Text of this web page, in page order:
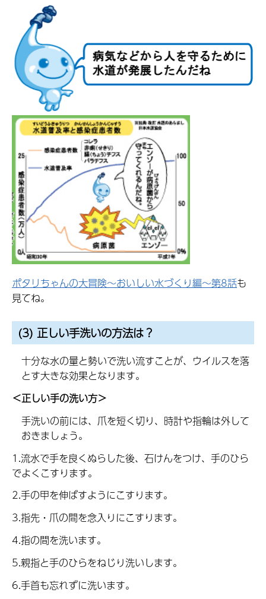
ポタリちゃんの大冒険～おいしい水づくり編～第8話も
見てね。
(3) 正しい手洗いの方法は？
十分な水の量と勢いで洗い流すことが、ウイルスを落
とす大きな効果となります。
＜正しい手の洗い方＞
手洗いの前には、爪を短く切り、時計や指輪は外して
おきましょう。
1.流水で手を良くぬらした後、石けんをつけ、手のひら
でよくこすります。
2.手の甲を伸ばすようにこすります。
3.指先・爪の間を念入りにこすります。
4.指の間を洗います。
5.親指と手のひらをねじり洗いします。
6.手首も忘れずに洗います。